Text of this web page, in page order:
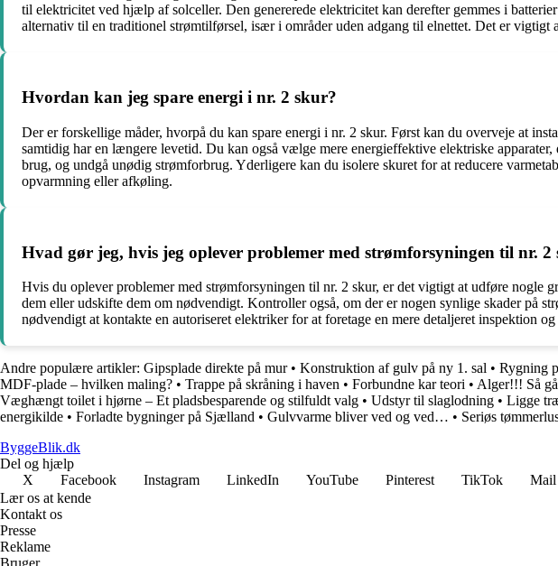
til elektricitet ved hjælp af solceller. Den genererede elektricitet kan derefter gemmes i
alternativ til en traditionel strømtilførsel, især i områder uden adgang til elnettet. Det er
Hvordan kan jeg spare energi i nr. 2 skur?
Der er forskellige måder, hvorpå du kan spare energi i nr. 2 skur. Først kan du overveje at
samtidig har en længere levetid. Du kan også vælge mere energieffektive elektriske
brug, og undgå unødig strømforbrug. Yderligere kan du isolere skuret for at reducere
opvarmning eller afkøling.
Hvad gør jeg, hvis jeg oplever problemer med strømforsyningen til nr. 2
Hvis du oplever problemer med strømforsyningen til nr. 2 skur, er det vigtigt at udføre
dem eller udskifte dem om nødvendigt. Kontroller også, om der er nogen synlige skader på
nødvendigt at kontakte en autoriseret elektriker for at foretage en mere detaljeret inspektion
Andre populære artikler: Gipsplade direkte på mur• Konstruktion af gulv på ny 1. sal • Rygning
MDF-plade – hvilken maling? • Trappe på skråning i haven • Forbundne kar teori • Alger!!! Så
Væghængt toilet i hjørne – Et pladsbesparende og stilfuldt valg • Udstyr til slaglodning • Ligge
energikilde • Forladte bygninger på Sjælland • Gulvvarme bliver ved og ved… • Seriøs
ByggeBlik.dk
Del og hjælp
X
Facebook Instagram LinkedIn YouTube Pinterest TikTok Mail
Lær os at kende
Kontakt os
Presse
Reklame